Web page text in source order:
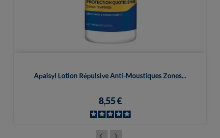
Apaisyl Lotion Répulsive Anti-Moustiques Zones...
8,55 €